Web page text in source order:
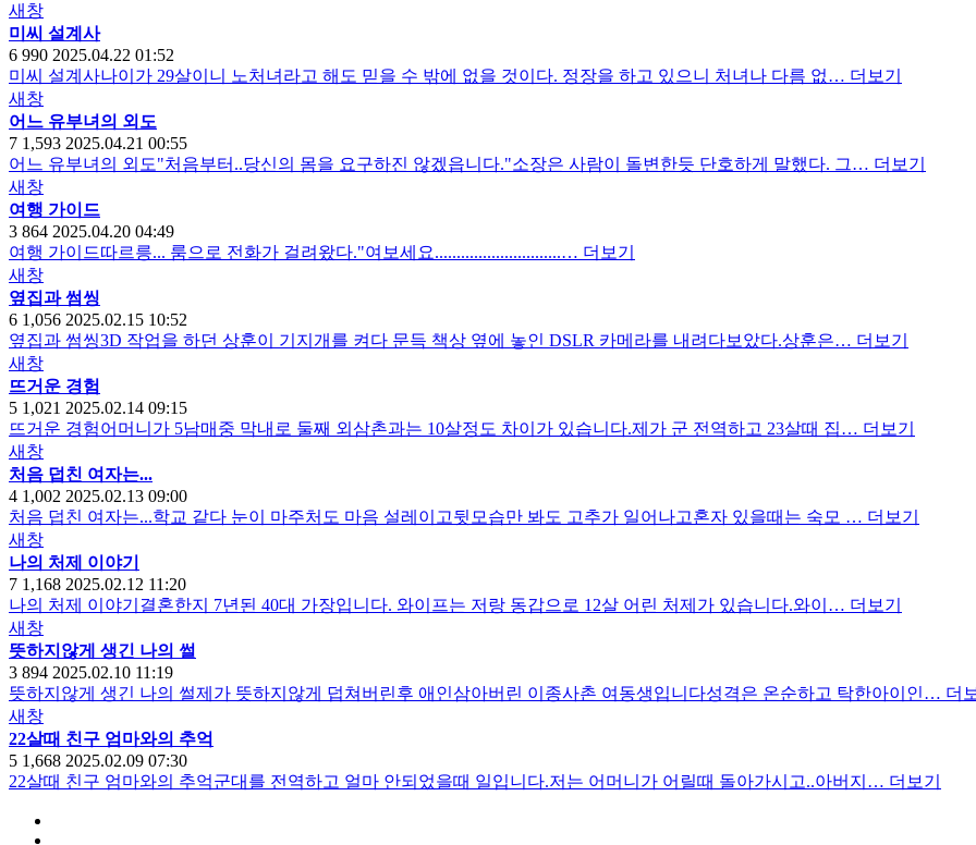
새창
미씨 설계사
6 990 2025.04.22 01:52
미씨 설계사나이가 29살이니 노처녀라고 해도 믿을 수 밖에 없을 것이다. 정장을 하고 있으니 처녀나 다름 없… 더보기
새창
어느 유부녀의 외도
7 1,593 2025.04.21 00:55
어느 유부녀의 외도"처음부터..당신의 몸을 요구하진 않겠읍니다."소장은 사람이 돌변한듯 단호하게 말했다. 그… 더보기
새창
여행 가이드
3 864 2025.04.20 04:49
여행 가이드따르릉... 룸으로 전화가 걸려왔다."여보세요.............................… 더보기
새창
옆집과 썸씽
6 1,056 2025.02.15 10:52
옆집과 썸씽3D 작업을 하던 상훈이 기지개를 켜다 문득 책상 옆에 놓인 DSLR 카메라를 내려다보았다.상훈은… 더보기
새창
뜨거운 경험
5 1,021 2025.02.14 09:15
뜨거운 경험어머니가 5남매중 막내로 둘째 외삼촌과는 10살정도 차이가 있습니다.제가 군 전역하고 23살때 집… 더보기
새창
처음 덥친 여자는...
4 1,002 2025.02.13 09:00
처음 덥친 여자는...학교 같다 눈이 마주처도 마음 설레이고뒷모습만 봐도 고추가 일어나고혼자 있을때는 숙모 … 더보기
새창
나의 처제 이야기
7 1,168 2025.02.12 11:20
나의 처제 이야기결혼한지 7년된 40대 가장입니다. 와이프는 저랑 동갑으로 12살 어린 처제가 있습니다.와이… 더보기
새창
뜻하지않게 생긴 나의 썰
3 894 2025.02.10 11:19
뜻하지않게 생긴 나의 썰제가 뜻하지않게 덥쳐버린후 애인삼아버린 이종사촌 여동생입니다성격은 온순하고 탁한아이인… 더
새창
22살때 친구 엄마와의 추억
5 1,668 2025.02.09 07:30
22살때 친구 엄마와의 추억군대를 전역하고 얼마 안되었을때 일입니다.저는 어머니가 어릴때 돌아가시고..아버지… 더보기